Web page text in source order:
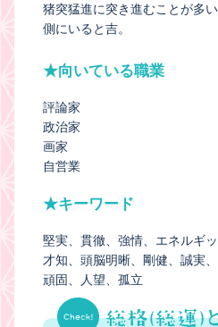
猪突猛進に突き進むことが多
側にいると吉。
★向いている職業
評論家
政治家
画家
自営業
★キーワード
堅実 貫徹 強情 エネルギ
才知
頭脳明晰 剛健 誠実
頑固
人望 孤立